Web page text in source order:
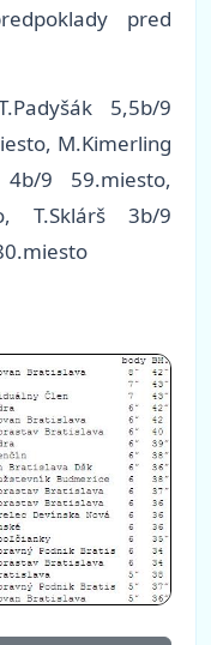
pred
5,5b/9
M.Kimerling
9 59.miesto,
T.Sklárš 3b/9